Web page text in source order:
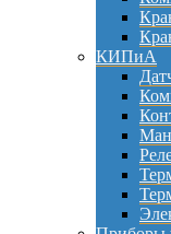
КИПиА